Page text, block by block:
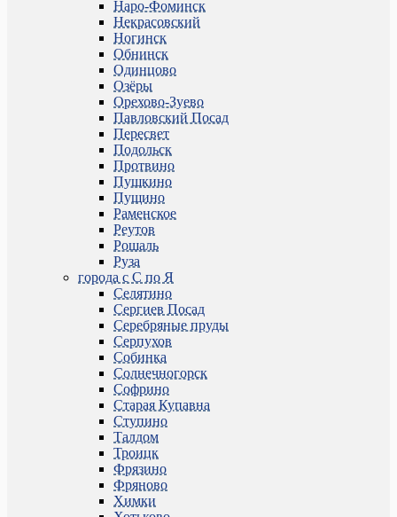
Наро-Фоминск
Некрасовский
Ногинск
Обнинск
Одинцово
Озёры
Орехово-Зуево
Павловский Посад
Пересвет
Подольск
Протвино
Пушкино
Пущино
Раменское
Реутов
Рошаль
Руза
города с С по Я
Селятино
Сергиев Посад
Серебряные пруды
Серпухов
Собинка
Солнечногорск
Софрино
Старая Купавна
Ступино
Талдом
Троицк
Фрязино
Фряново
Химки